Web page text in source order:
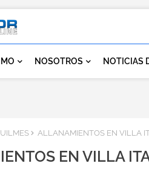
NOSOTROS NOTICIAS
ALLANAMIENTOS EN VILLA
EN VILLA